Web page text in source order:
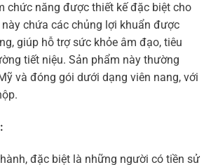
chức năng được thiết kế đặc biệt cho
chứa các chủng lợi khuẩn được
giúp hỗ trợ sức khỏe âm đạo, tiêu
tiết niệu. Sản phẩm này thường
và đóng gói dưới dạng viên nang, với
đặc biệt là những người có tiền sử